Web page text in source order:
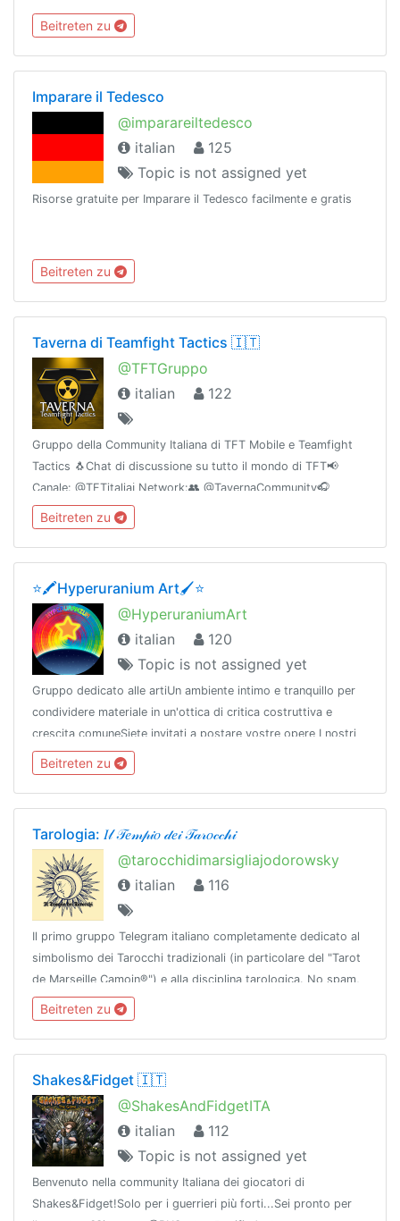
@spoilerobot. 🎐🌈= @communityk. 💮
Beitreten zu
Imparare il Tedesco
@imparareiltedesco
italian
125
Topic is not assigned yet
Risorse gratuite per Imparare il Tedesco facilmente e gratis
Beitreten zu
Taverna di Teamfight Tactics 🇮🇹
@TFTGruppo
italian
122
Gruppo della Community Italiana di TFT Mobile e Teamfight
Tactics 🐧Chat di discussione su tutto il mondo di TFT📢
Canale: @TFTitaliaℹ️ Network:👥 @TavernaCommunity🎧
Discord: discord.gg/KkhxZPX🌐 Powered by
@TavernaNetwork
Beitreten zu
⭐️🖍Hyperuranium Art🖌⭐️
@HyperuraniumArt
italian
120
Topic is not assigned yet
Gruppo dedicato alle artiUn ambiente intimo e tranquillo per
condividere materiale in un'ottica di critica costruttiva e
crescita comuneSiete invitati a postare vostre opere I nostri
gruppi su > @HyperuraniumNetworkDiscord:
https://discord.gg/Vnf7KWX
Beitreten zu
Tarologia: 𝐼𝓁 𝒯𝑒𝓂𝓅𝒾𝑜 𝒹𝑒𝒾 𝒯𝒶𝓇𝑜𝒸𝒸𝒽𝒾
@tarocchidimarsigliajodorowsky
italian
116
Il primo gruppo Telegram italiano completamente dedicato al
simbolismo dei Tarocchi tradizionali (in particolare del "Tarot
de Marseille Camoin®") e alla disciplina tarologica. No spam,
no insulti, 18+
Beitreten zu
Shakes&Fidget 🇮🇹
@ShakesAndFidgetITA
italian
112
Topic is not assigned yet
Benvenuto nella community Italiana dei giocatori di
Shakes&Fidget!Solo per i guerrieri più forti...Sei pronto per